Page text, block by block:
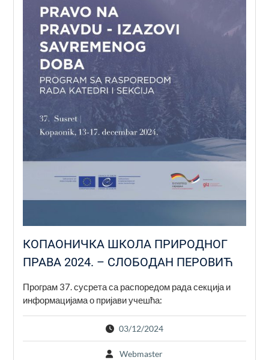
КОПАОНИЧКА ШКОЛА ПРИРОДНОГ
ПРАВА 2024. – СЛОБОДАН ПЕРОВИЋ
Програм 37. сусрета са распоредом рада секција и
информацијама о пријави учешћа:
03/12/2024
Webmaster